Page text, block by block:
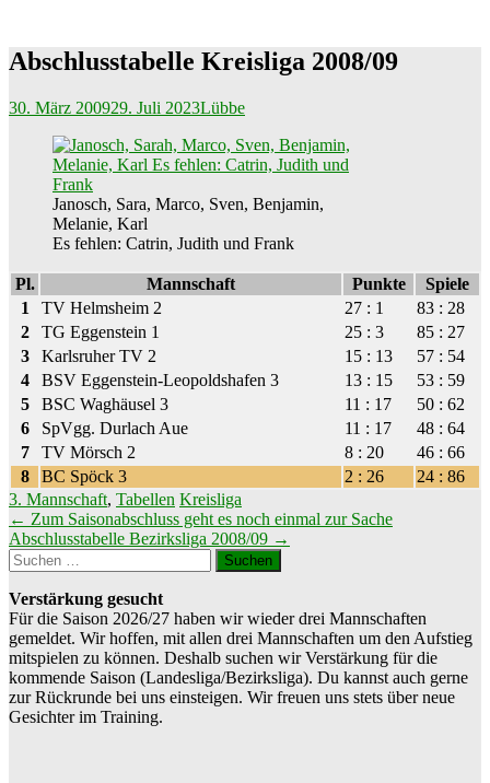
Abschlusstabelle Kreisliga 2008/09
30. März 200929. Juli 2023Lübbe
Janosch, Sara, Marco, Sven, Benjamin,
Melanie, Karl
Es fehlen: Catrin, Judith und Frank
Pl. Mannschaft Punkte
Spiele
1
TV Helmsheim 2 27 : 1
83 : 28
2
TG Eggenstein 1 25 : 3
85 : 27
3
Karlsruher TV 2 15 : 13
57 : 54
4
BSV Eggenstein-Leopoldshafen 3 13 : 15
53 : 59
5
BSC Waghäusel 3 11 : 17
50 : 62
6
SpVgg. Durlach Aue 11 : 17
48 : 64
7
TV Mörsch 2 8 : 20
46 : 66
8
BC Spöck 3 2 : 26
24 : 86
3. Mannschaft, Tabellen Kreisliga
Beitragsnavigation
← Zum Saisonabschluss geht es noch einmal zur Sache
Abschlusstabelle Bezirksliga 2008/09 →
Suchen
nach:
Verstärkung gesucht
Für die Saison 2026/27 haben wir wieder drei Mannschaften
gemeldet. Wir hoffen, mit allen drei Mannschaften um den Aufstieg
mitspielen zu können. Deshalb suchen wir Verstärkung für die
kommende Saison (Landesliga/Bezirksliga). Du kannst auch gerne
zur Rückrunde bei uns einsteigen. Wir freuen uns stets über neue
Gesichter im Training.